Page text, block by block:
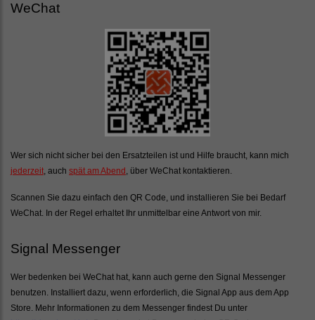
WeChat
Wer sich nicht sicher bei den Ersatzteilen ist und Hilfe braucht, kann mich
jederzeit , auch spät am Abend , über WeChat kontaktieren.
Scannen Sie dazu einfach den QR Code, und installieren Sie bei Bedarf
WeChat. In der Regel erhaltet Ihr unmittelbar eine Antwort von mir.
Signal Messenger
Wer bedenken bei WeChat hat, kann auch gerne den Signal Messenger
benutzen. Installiert dazu, wenn erforderlich, die Signal App aus dem App
Store. Mehr Informationen zu dem Messenger findest Du unter